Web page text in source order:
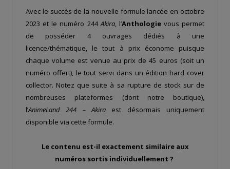
Avec le succès de la nouvelle formule lancée en octobre
2023 et le numéro 244Akira, l’Anthologievous permet
de posséder 4 ouvrages dédiés à une
licence/thématique, le tout à prix économe puisque
chaque volume est venue au prix de 45 euros (soit un
numéro offert), le tout servi dans un édition hard cover
collector. Notez que suite à sa rupture de stock sur de
nombreuses plateformes (dont notre boutique),
l’AnimeLand 244 – Akira est désormais uniquement
disponible via cette formule.
Le contenu est-il exactement similaire aux
numéros sortis individuellement ?